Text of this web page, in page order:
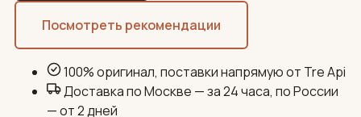
Посмотреть рекомендации
100% оригинал, поставки напрямую от Tre Api
Доставка по Москве — за 24 часа, по России
— от 2 дней